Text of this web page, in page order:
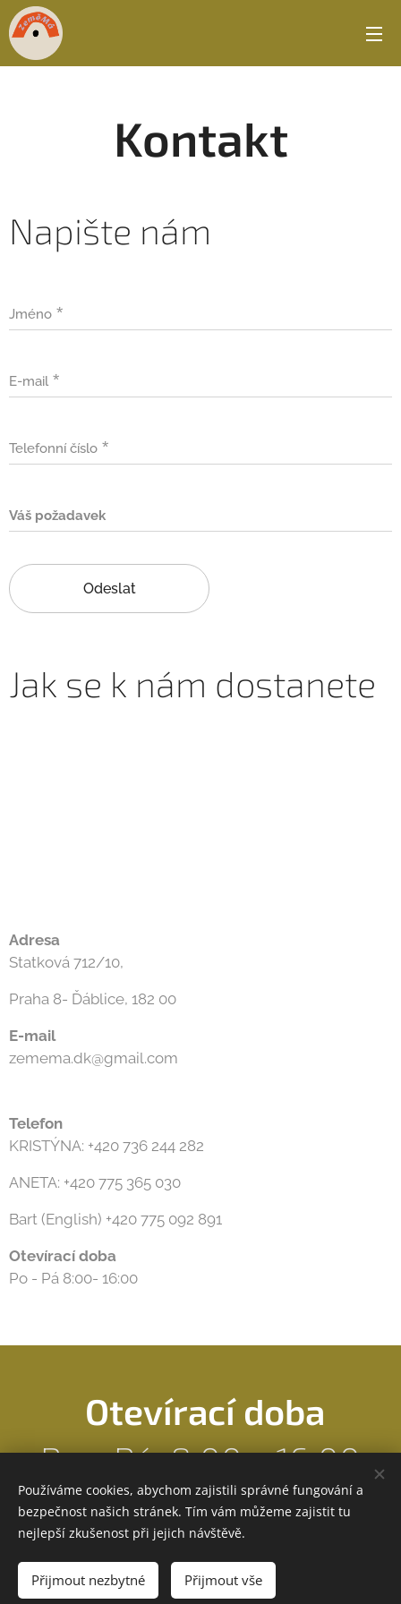
Kontakt
Napište nám
Jméno
E-mail
Telefonní číslo
Váš požadavek
Odeslat
Jak se k nám dostanete
Adresa
Statková 712/10,
Praha 8- Ďáblice, 182 00
E-mail
zemema.dk@gmail.com
Telefon
KRISTÝNA: +420 736 244 282
ANETA: +420 775 365 030
Bart (English) +420 775 092 891
Otevírací doba
Po - Pá 8:00- 16:00
Otevírací doba
Po - Pá: 8:00 - 16:00
Obrázky poskytlPexels
Cookies
Používáme cookies, abychom zajistili správné fungování a
bezpečnost našich stránek. Tím vám můžeme zajistit tu
nejlepší zkušenost při jejich návštěvě.
Přijmout nezbytné Přijmout vše